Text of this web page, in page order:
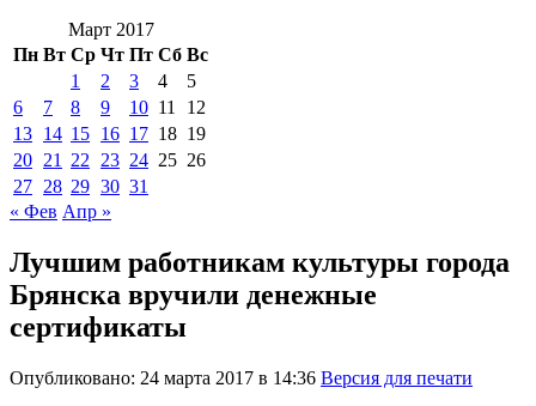
Март 2017
Пн Вт Ср Чт Пт Сб Вс
1
2 3 4
5
6
7 8 9 10 11
12
13 14 15 16 17 18 19
20 21 22 23 24 25 26
27 28 29 30 31
« Фев Апр »
Лучшим работникам культуры города
Брянска вручили денежные
сертификаты
Опубликовано: 24 марта 2017 в 14:36 Версия для печати